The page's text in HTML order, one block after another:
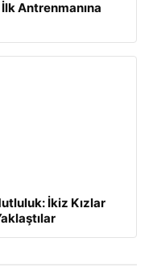
Antrenmanına
İkiz Kızlar